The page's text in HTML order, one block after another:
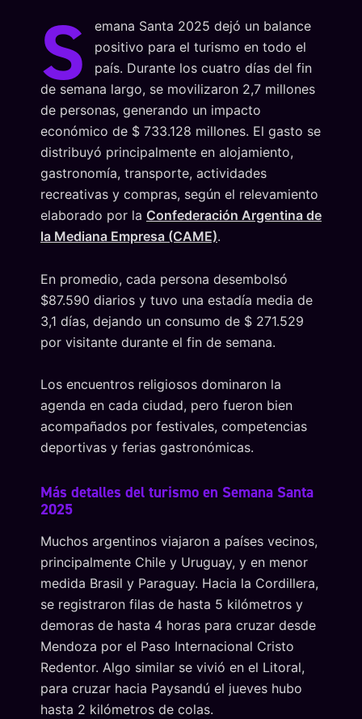
S
emana Santa 2025 dejó un balance
positivo para el turismo en todo el
país. Durante los cuatro días del fin
de semana largo, se movilizaron 2,7 millones
de personas, generando un impacto
económico de $ 733.128 millones. El gasto se
distribuyó principalmente en alojamiento,
gastronomía, transporte, actividades
recreativas y compras, según el relevamiento
elaborado por la Confederación Argentina de
la Mediana Empresa (CAME).
En promedio, cada persona desembolsó
$87.590 diarios y tuvo una estadía media de
3,1 días, dejando un consumo de $ 271.529
por visitante durante el fin de semana.
Los encuentros religiosos dominaron la
agenda en cada ciudad, pero fueron bien
acompañados por festivales, competencias
deportivas y ferias gastronómicas.
Más detalles del turismo en Semana Santa
2025
Muchos argentinos viajaron a países vecinos,
principalmente Chile y Uruguay, y en menor
medida Brasil y Paraguay. Hacia la Cordillera,
se registraron filas de hasta 5 kilómetros y
demoras de hasta 4 horas para cruzar desde
Mendoza por el Paso Internacional Cristo
Redentor. Algo similar se vivió en el Litoral,
para cruzar hacia Paysandú el jueves hubo
hasta 2 kilómetros de colas.